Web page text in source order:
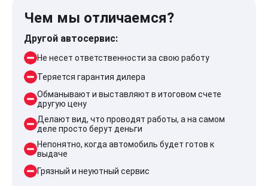
Чем мы отличаемся?
Другой автосервис:
Не несет ответственности за свою работу
Теряется гарантия дилера
Обманывают и выставляют в итоговом счете
другую цену
Делают вид, что проводят работы, а на самом
деле просто берут деньги
Непонятно, когда автомобиль будет готов к
выдаче
Грязный и неуютный сервис